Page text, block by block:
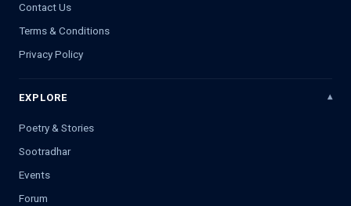
Contact Us
Terms & Conditions
Privacy Policy
EXPLORE
Poetry & Stories
Sootradhar
Events
Forum